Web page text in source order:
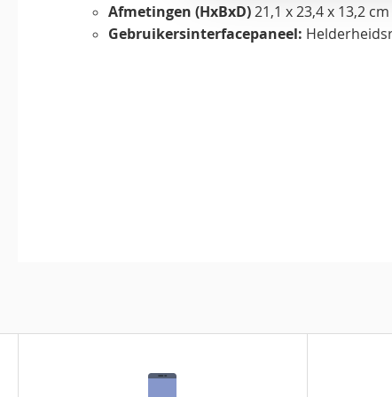
Afmetingen (HxBxD)21,1 x 23,4 x 13,2 cm
Gebruikersinterfacepaneel: